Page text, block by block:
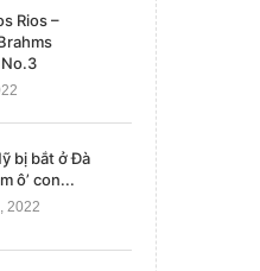
Mỹ viện trợ rốc-két tầm xa
Ukraine
February 4, 2023
Rios –
bị bắt ở Đà
ô’ con...
2022